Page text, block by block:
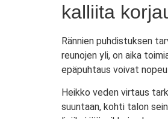
kalliita
Rännien puhdistuksen
reunojen yli, on aika
epäpuhtaus voivat
Heikko veden virtaus
suuntaan, kohti talon